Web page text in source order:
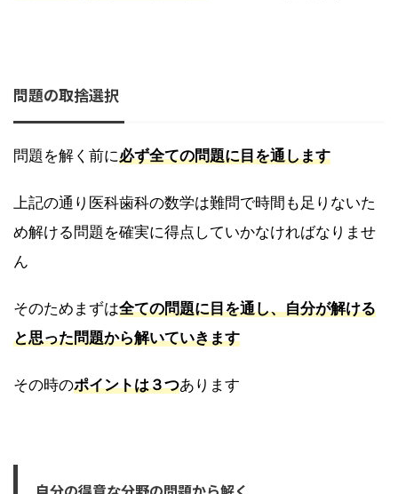
問題の取捨選択
問題を解く前に必ず全ての問題に目を通します
上記の通り医科歯科の数学は難問で時間も足りないた
め解ける問題を確実に得点していかなければなりませ
ん
そのためまずは全ての問題に目を通し、自分が解ける
と思った問題から解いていきます
その時のポイントは３つあります